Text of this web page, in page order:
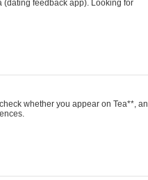
feedback app). Looking for
whether you appear on Tea**, an